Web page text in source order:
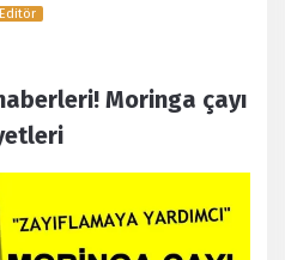
Editör
Moringa çayı